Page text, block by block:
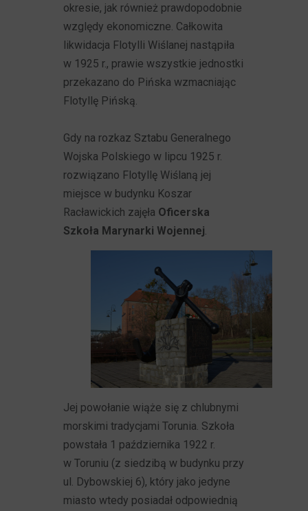
okresie, jak również prawdopodobnie
względy ekonomiczne. Całkowita
likwidacja Flotylli Wiślanej nastąpiła
w 1925 r., prawie wszystkie jednostki
przekazano do Pińska wzmacniając
Flotyllę Pińską.
Gdy na rozkaz Sztabu Generalnego
Wojska Polskiego w lipcu 1925 r.
rozwiązano Flotyllę Wiślaną jej
miejsce w budynku Koszar
Racławickich zajęła Oficerska
Szkoła Marynarki Wojennej
Jej powołanie wiąże się z chlubnymi
morskimi tradycjami Torunia. Szkoła
powstała 1 października 1922 r.
w Toruniu (z siedzibą w budynku przy
ul. Dybowskiej 6), który jako jedyne
miasto wtedy posiadał odpowiednią